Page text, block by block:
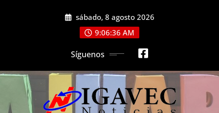
sábado, 8 agosto 2026
9:06:38 AM
Síguenos